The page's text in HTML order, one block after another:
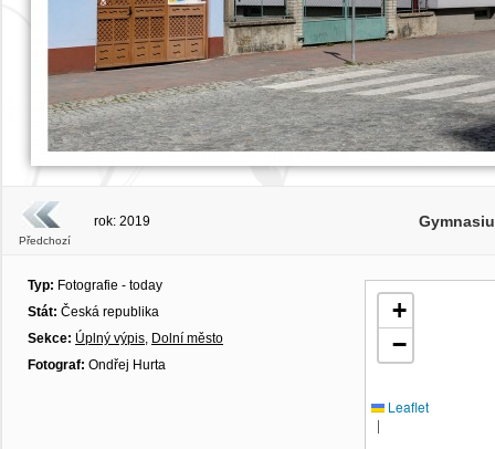
Předchozí
rok: 2019
Typ: Fotografie - today
Stát: Česká republika
Sekce: Úplný výpis, Dolní město
Fotograf: Ondřej Hurta
+
−
Leaflet
|